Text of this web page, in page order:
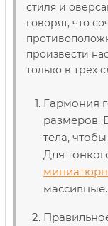
стиля и
говорят, что
произвести
только в трех
Гармония
размеров.
тела,
Для
массивные.